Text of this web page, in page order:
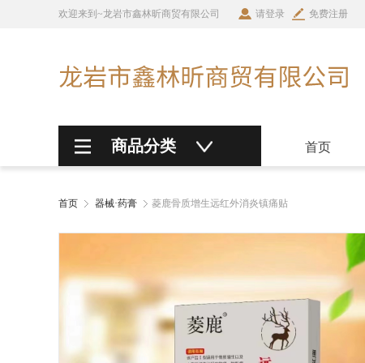
欢迎来到~龙岩市鑫林昕商贸有限公司 请登录 免费注册
商品分类 首页
首页 器械·药膏 菱鹿骨质增生远红外消炎镇痛贴